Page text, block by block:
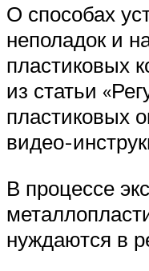
О способах
неполадок и
пластиковых
из статьи
пластиковых
видео-
В процессе
нуждаются в